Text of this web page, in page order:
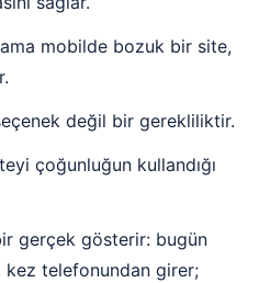
mobilde bozuk bir site,
değil bir gerekliliktir.
çoğunluğun kullandığı
gerçek gösterir: bugün
telefonundan girer;